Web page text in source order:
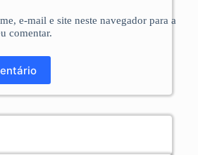
e-mail e site neste navegador para a
comentar.